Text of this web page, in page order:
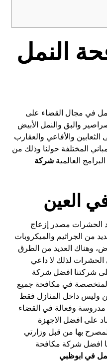
النمل
في مجال القضاء على
والبق والنمل الأبيض
والأفاعي والعقارب
المختلفة حولنا وذلك من
العالميةشركة
العين
الحشرات مصدر إزعاج
من الجراثيم والميكروبات
وهناك العديد من الطرق
الحشرات لذلك لا داعي
شركتنا افضل شركة
في مكافحة جميع
وليس داخل المنازل فقط
وفعالة في القضاء
على افضل الاجهزة
بها من قبل وزارتي
افضل شركة مكافحة
في ابوظبي